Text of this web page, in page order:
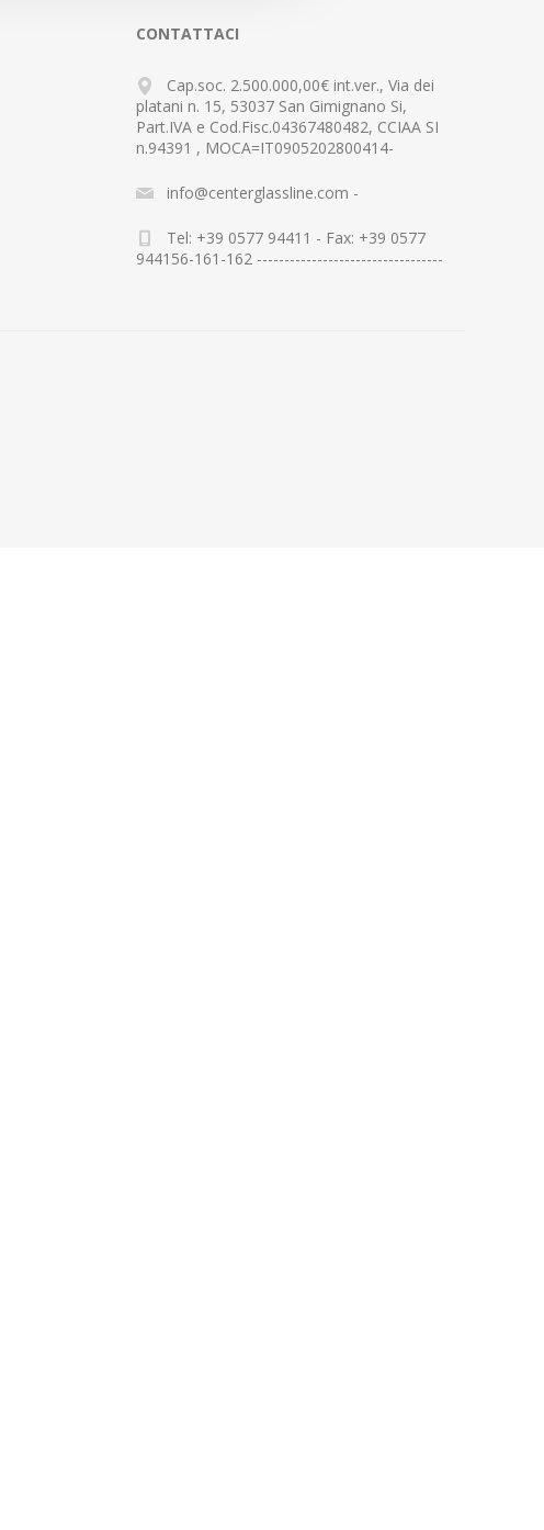
CONTATTACI
Cap.soc. 2.500.000,00€ int.ver., Via dei
platani n. 15, 53037 San Gimignano Si,
Part.IVA e Cod.Fisc.04367480482, CCIAA SI
n.94391 , MOCA=IT0905202800414-
info@centerglassline.com -
Tel: +39 0577 94411 - Fax: +39 0577
944156-161-162 ----------------------------------